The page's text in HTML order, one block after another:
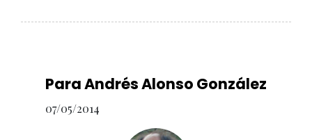
Para Andrés Alonso González
07/05/2014